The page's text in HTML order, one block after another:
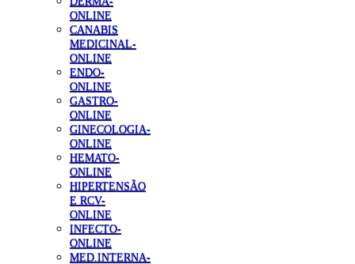
ONLINE
CANABIS
MEDICINAL-
ONLINE
ENDO-
ONLINE
GASTRO-
ONLINE
GINECOLOGIA-
ONLINE
HEMATO-
ONLINE
HIPERTENSÃO
E RCV-
ONLINE
INFECTO-
ONLINE
MED.INTERNA-